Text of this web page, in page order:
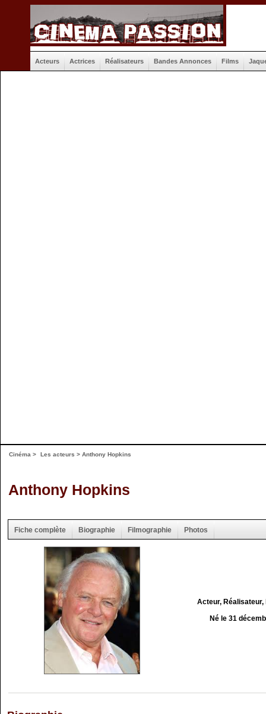
Acteurs Actrices Réalisateurs Bandes Annonces Films
Cinéma > Les acteurs > Anthony Hopkins
Anthony Hopkins
Fiche complète Biographie Filmographie Photos
Acteur,
Né le 31